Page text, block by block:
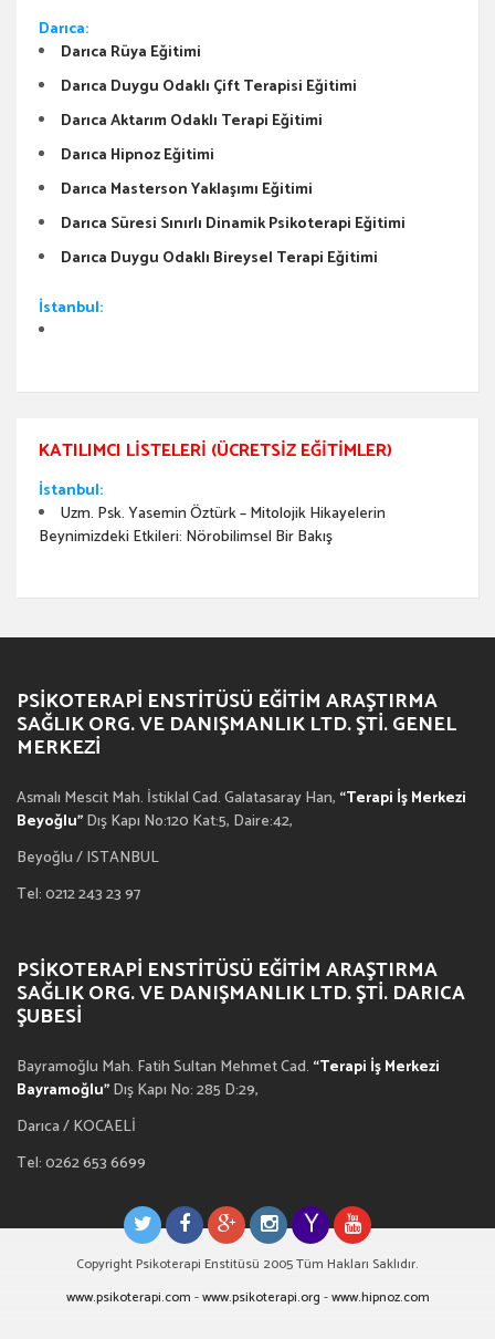
Darıca:
Darıca Rüya Eğitimi
Darıca Duygu Odaklı Çift Terapisi Eğitimi
Darıca Aktarım Odaklı Terapi Eğitimi
Darıca Hipnoz Eğitimi
Darıca Masterson Yaklaşımı Eğitimi
Darıca Süresi Sınırlı Dinamik Psikoterapi Eğitimi
Darıca Duygu Odaklı Bireysel Terapi Eğitimi
İstanbul:
KATILIMCI LISTELERI (ÜCRETSIZ EĞITIMLER)
İstanbul:
Uzm. Psk. Yasemin Öztürk – Mitolojik Hikayelerin
Beynimizdeki Etkileri: Nörobilimsel Bir Bakış
PSIKOTERAPI ENSTITÜSÜ EĞITIM ARAŞTIRMA
SAĞLIK ORG. VE DANIŞMANLIK LTD. ŞTI. GENEL
MERKEZI
Asmalı Mescit Mah. İstiklal Cad. Galatasaray Han, “Terapi İş Merkezi
Beyoğlu”Dış Kapı No:120 Kat:5, Daire:42,
Beyoğlu / ISTANBUL
Tel: 0212 243 23 97
PSIKOTERAPI ENSTITÜSÜ EĞITIM ARAŞTIRMA
SAĞLIK ORG. VE DANIŞMANLIK LTD. ŞTI. DARICA
ŞUBESI
Bayramoğlu Mah. Fatih Sultan Mehmet Cad. “Terapi İş Merkezi
Bayramoğlu”Dış Kapı No: 285 D:29,
Darıca / KOCAELİ
Tel: 0262 653 6699
Copyright Psikoterapi Enstitüsü 2005 Tüm Hakları Saklıdır.
www.psikoterapi.com -www.psikoterapi.org -www.hipnoz.com